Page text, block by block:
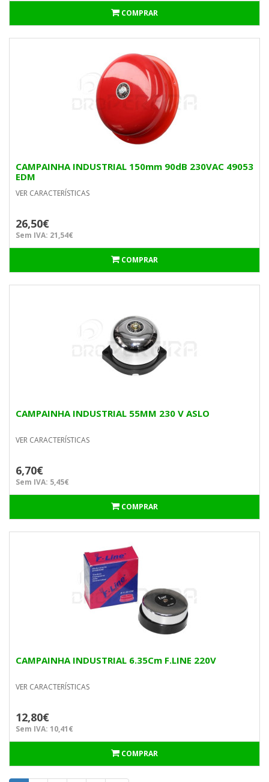
COMPRAR
CAMPAINHA INDUSTRIAL 150mm 90dB 230VAC 49053
EDM
VER CARACTERÍSTICAS
26,50€
Sem IVA: 21,54€
COMPRAR
CAMPAINHA INDUSTRIAL 55MM 230 V ASLO
VER CARACTERÍSTICAS
6,70€
Sem IVA: 5,45€
COMPRAR
CAMPAINHA INDUSTRIAL 6.35Cm F.LINE 220V
VER CARACTERÍSTICAS
12,80€
Sem IVA: 10,41€
COMPRAR